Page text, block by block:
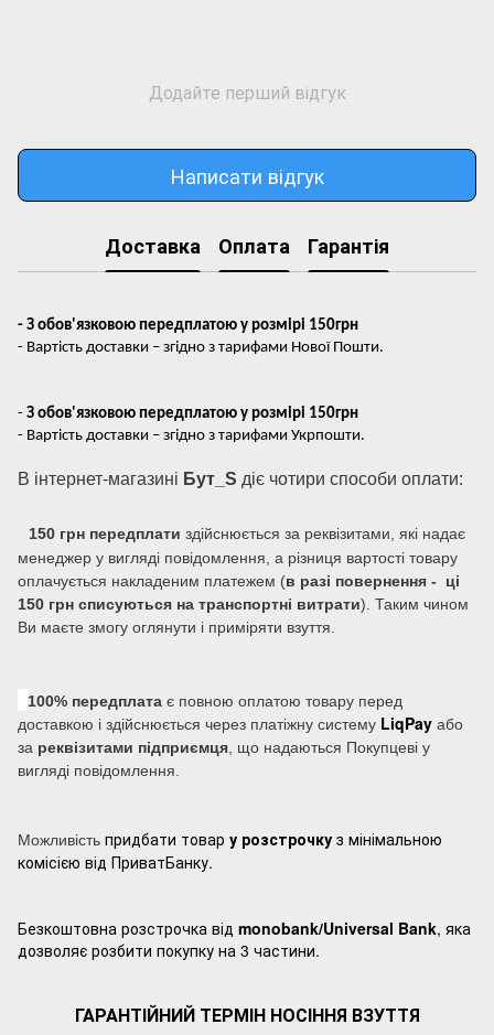
Додайте перший відгук
Написати відгук
Доставка Оплата Гарантія
- З обов'язковою передплатою у розмірі 150грн
- Вартість доставки – згідно з тарифами Нової Пошти.
- З обов'язковою передплатою у розмірі 150грн
- Вартість доставки – згідно з тарифами Укрпошти.
В інтернет-магазині Бут_S діє чотири способи оплати:
150 грн передплати здійснюється за реквізитами, які надає
менеджер у вигляді повідомлення, а різниця вартості товару
оплачується накладеним платежем (в разі повернення - ці
150 грн списуються на транспортні витрати). Таким чином
Ви маєте змогу оглянути і приміряти взуття.
100% передплата є повною оплатою товару перед
доставкою і здійснюється через платіжну систему LiqPay або
за реквізитами підприємця , що надаються Покупцеві у
вигляді повідомлення.
Можливість придбати товар у розстрочку з мінімальною
комісією від ПриватБанку.
Безкоштовна розстрочка від monobank/Universal Bank, яка
дозволяє розбити покупку на 3 частини.
ГАРАНТІЙНИЙ ТЕРМІН НОСІННЯ ВЗУТТЯ